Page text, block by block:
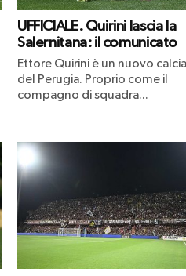
UFFICIALE. Quirini lascia la
Salernitana: il comunicato
Ettore Quirini è un nuovo
del Perugia. Proprio come il
compagno di squadra...